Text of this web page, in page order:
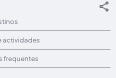
actividades
frequentes